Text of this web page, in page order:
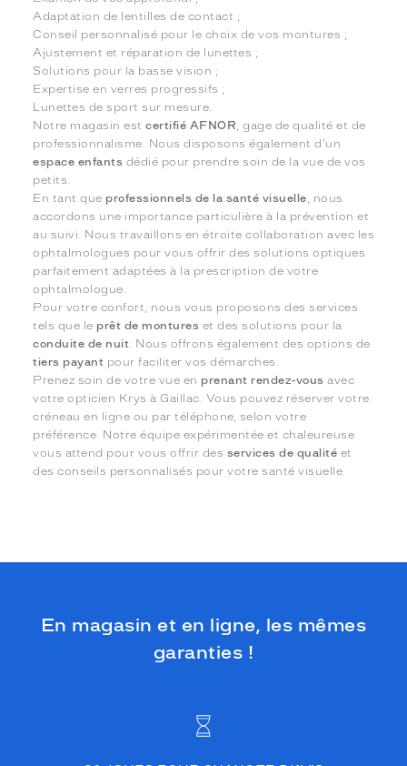
Adaptation de lentilles de contact ;
Conseil personnalisé pour le choix de vos montures ;
Ajustement et réparation de lunettes ;
Solutions pour la basse vision ;
Expertise en verres progressifs ;
Lunettes de sport sur mesure.
Notre magasin estcertifié AFNOR, gage de qualité et de
professionnalisme. Nous disposons également d'un
espace enfants dédié pour prendre soin de la vue de vos
petits.
En tant que professionnels de la santé visuelle, nous
accordons une importance particulière à la prévention et
au suivi. Nous travaillons en étroite collaboration avec les
ophtalmologues pour vous offrir des solutions optiques
parfaitement adaptées à la prescription de votre
ophtalmologue.
Pour votre confort, nous vous proposons des services
tels que le prêt de montures et des solutions pour la
conduite de nuit. Nous offrons également des options de
tiers payant pour faciliter vos démarches.
Prenez soin de votre vue en prenant rendez-vous avec
votre opticien Krys à Gaillac. Vous pouvez réserver votre
créneau en ligne ou par téléphone, selon votre
préférence. Notre équipe expérimentée et chaleureuse
vous attend pour vous offrir des services de qualité et
des conseils personnalisés pour votre santé visuelle.
En magasin et en ligne, les mêmes
garanties !